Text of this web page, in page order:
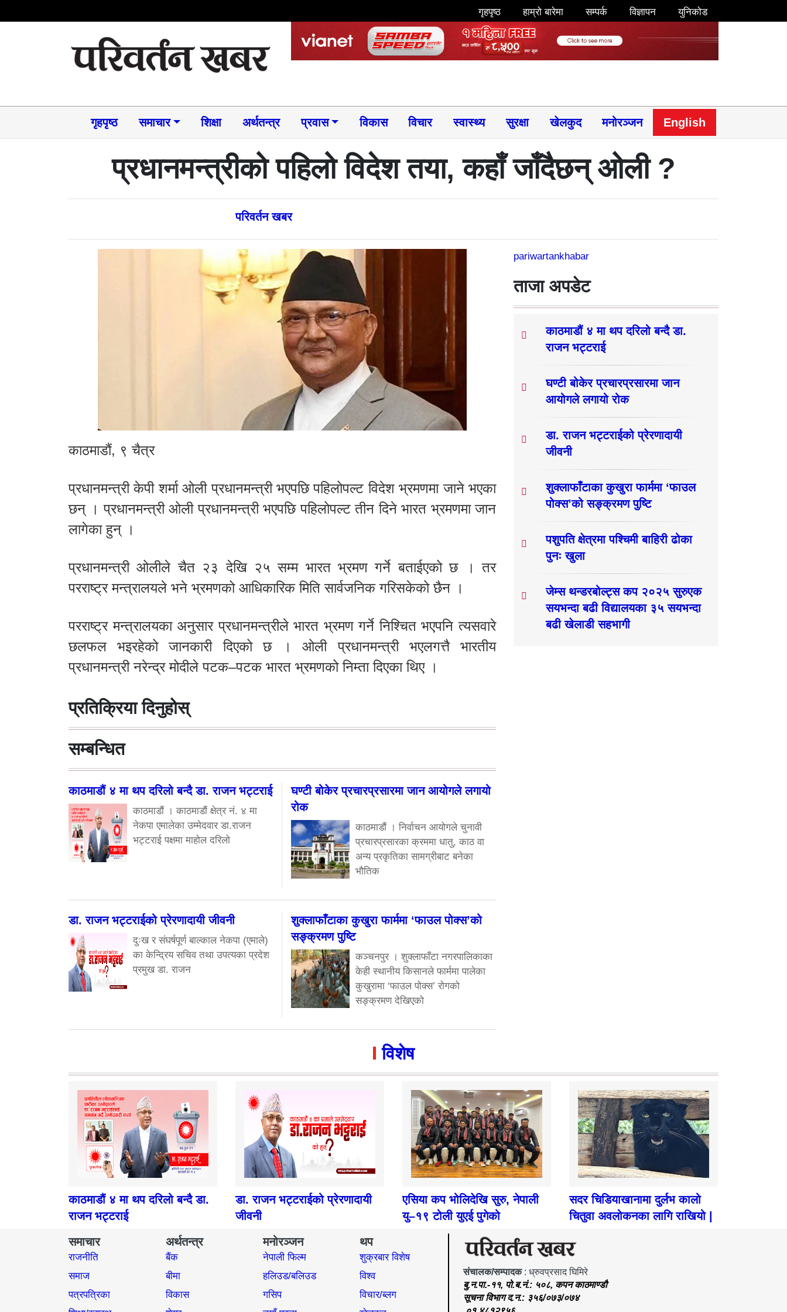
गृहपृष्ठ हाम्रो बारेमा सम्पर्क विज्ञापन युनिकोड
गृहपृष्ठ समाचार​ शिक्षा अर्थतन्त्र प्रवास विकास विचार स्वास्थ्य सुरक्षा खेलकुद मनोरञ्जन English
प्रधानमन्त्रीको पहिलो विदेश तया, कहाँ जाँदैछन् ओली ?
परिवर्तन खबर
काठमाडौं, ९ चैत्र
प्रधानमन्त्री केपी शर्मा ओली प्रधानमन्त्री भएपछि पहिलोपल्ट विदेश भ्रमणमा जाने भएका
छन् । प्रधानमन्त्री ओली प्रधानमन्त्री भएपछि पहिलोपल्ट तीन दिने भारत भ्रमणमा जान
लागेका हुन् ।
प्रधानमन्त्री ओलीले चैत २३ देखि २५ सम्म भारत भ्रमण गर्ने बताईएको छ । तर
परराष्ट्र मन्त्रालयले भने भ्रमणको आधिकारिक मिति सार्वजनिक गरिसकेको छैन ।
परराष्ट्र मन्त्रालयका अनुसार प्रधानमन्त्रीले भारत भ्रमण गर्ने निश्चित भएपनि त्यसवारे
छलफल भइरहेको जानकारी दिएको छ । ओली प्रधानमन्त्री भएलगत्तै भारतीय
प्रधानमन्त्री नरेन्द्र मोदीले पटक–पटक भारत भ्रमणको निम्ता दिएका थिए ।
प्रतिक्रिया दिनुहोस्
सम्बन्धित
काठमाडौं ४ मा थप दरिलो बन्दै डा. राजन भट्टराई
काठमाडौं । काठमाडौं क्षेत्र नं. ४ मा
नेकपा एमालेका उम्मेदवार डा.राजन
भट्टराई पक्षमा माहोल दरिलो
घण्टी बोकेर प्रचारप्रसारमा जान आयोगले लगायो
रोक
काठमाडौं । निर्वाचन आयोगले चुनावी
प्रचारप्रसारका क्रममा धातु, काठ वा
अन्य प्रकृतिका सामग्रीबाट बनेका
भौतिक
डा. राजन भट्टराईको प्रेरणादायी जीवनी
दुःख र संघर्षपूर्ण बाल्काल नेकपा (एमाले)
का केन्द्रिय सचिव तथा उपत्यका प्रदेश
प्रमुख डा. राजन
शुक्लाफाँटाका कुखुरा फार्ममा ‘फाउल पोक्स’को
सङ्क्रमण पुष्टि
कञ्चनपुर । शुक्लाफाँटा नगरपालिकाका
केही स्थानीय किसानले फार्ममा पालेका
कुखुरामा ‘फाउल पोक्स’ रोगको
सङ्क्रमण देखिएको
pariwartankhabar
ताजा अपडेट
काठमाडौं ४ मा थप दरिलो बन्दै डा.
राजन भट्टराई
घण्टी बोकेर प्रचारप्रसारमा जान
आयोगले लगायो रोक
डा. राजन भट्टराईको प्रेरणादायी
जीवनी
शुक्लाफाँटाका कुखुरा फार्ममा ‘फाउल
पोक्स’को सङ्क्रमण पुष्टि
पशुपति क्षेत्रमा पश्चिमी बाहिरी ढोका
पुनः खुला
जेम्स थन्डरबोल्ट्स कप २०२५ सुरुएक
सयभन्दा बढी विद्यालयका ३५ सयभन्दा
बढी खेलाडी सहभागी
विशेष
काठमाडौं ४ मा थप दरिलो बन्दै डा.
राजन भट्टराई
डा. राजन भट्टराईको प्रेरणादायी
जीवनी
एसिया कप भोलिदेखि सुरु, नेपाली
यु–१९ टोली युएई पुगेको
सदर चिडियाखानामा दुर्लभ कालो
चितुवा अवलोकनका लागि राखियो |
समाचार
राजनीति
समाज​
पत्रपत्रिका
अर्थतन्त्र
बैंक
बीमा
विकास
मनोरञ्जन
नेपाली फिल्म
हलिउड/बलिउड
गसिप
थप
शुक्रबार विशेष
विश्व
विचार/ब्लग
संचालक/सम्पादक: ध्रुवप्रसाद घिमिरे
बु.न.पा.-११, पो.ब.नं.: ५०८, कपन काठमाण्डौ
सूचना विभाग द.न.: ३५६/०७३/०७४